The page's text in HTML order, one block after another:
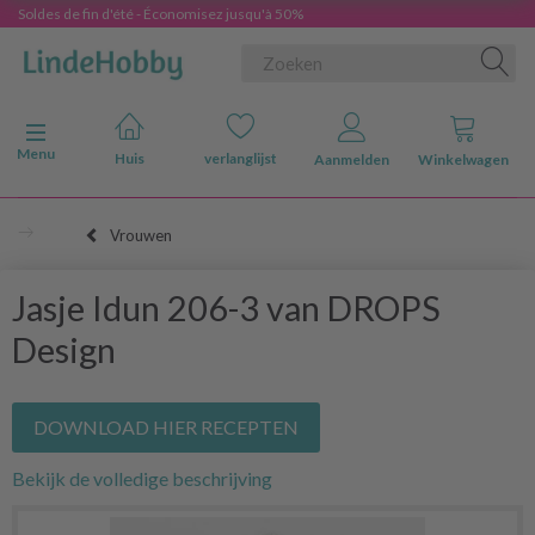
Soldes de fin d'été - Économisez jusqu'à 50%
Navigatie in-/uitschakelen
Menu
Huis verlanglijst Aanmelden Winkelwagen
Vrouwen
Jasje Idun 206-3 van DROPS
Design
DOWNLOAD HIER RECEPTEN
Bekijk de volledige beschrijving